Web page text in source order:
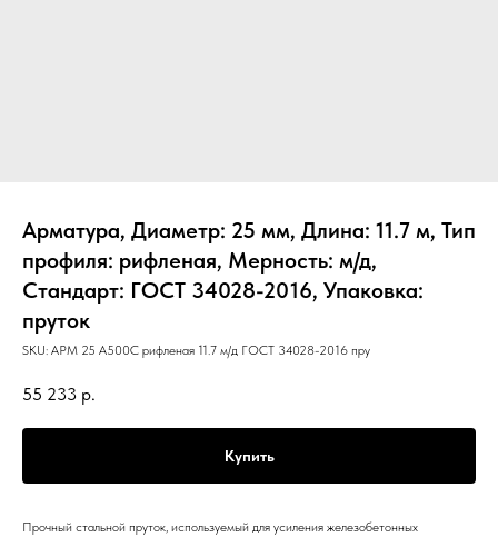
Арматура, Диаметр: 25 мм, Длина: 11.7 м, Тип
профиля: рифленая, Мерность: м/д,
Стандарт: ГОСТ 34028-2016, Упаковка:
пруток
SKU: АРМ 25 А500С рифленая 11.7 м/д ГОСТ 34028-2016 пру
55 233 р.
Купить
Прочный стальной пруток, используемый для усиления железобетонных